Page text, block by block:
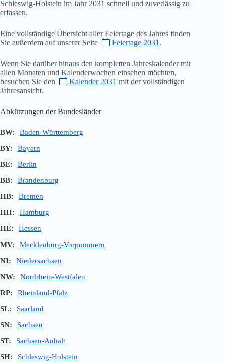
Schleswig-Holstein im Jahr 2031 schnell und zuverlässig zu
erfassen.
Eine vollständige Übersicht aller Feiertage des Jahres finden
Sie außerdem auf unserer Seite
Feiertage 2031 .
Wenn Sie darüber hinaus den kompletten Jahreskalender mit
allen Monaten und Kalenderwochen einsehen möchten,
besuchen Sie den
Kalender 2031 mit der vollständigen
Jahresansicht.
Abkürzungen der Bundesländer
BW:
Baden-Württemberg
BY:
Bayern
BE:
Berlin
BB:
Brandenburg
HB:
Bremen
HH:
Hamburg
HE:
Hessen
MV:
Mecklenburg-Vorpommern
NI:
Niedersachsen
NW:
Nordrhein-Westfalen
RP:
Rheinland-Pfalz
SL:
Saarland
SN:
Sachsen
ST:
Sachsen-Anhalt
SH:
Schleswig-Holstein